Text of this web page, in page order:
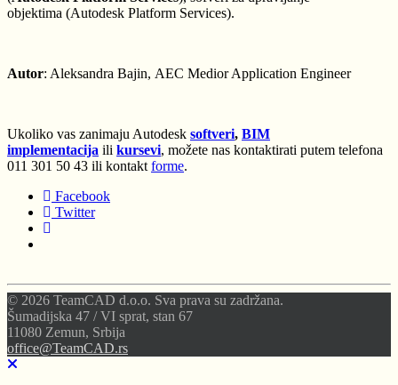
objektima (Autodesk Platform Services).
Autor: Aleksandra Bajin, AEC Medior Application Engineer
Ukoliko vas zanimaju Autodesk softveri, BIM
implementacija ili kursevi, možete nas kontaktirati putem telefona
011 301 50 43 ili kontakt forme.
Facebook
Twitter
© 2026 TeamCAD d.o.o. Sva prava su zadržana.
Šumadijska 47 / VI sprat, stan 67
11080 Zemun, Srbija
office@TeamCAD.rs